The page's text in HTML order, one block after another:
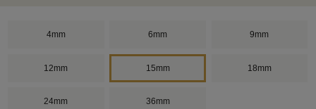
4mm 6mm 9mm
12mm 15mm 18mm
24mm 36mm